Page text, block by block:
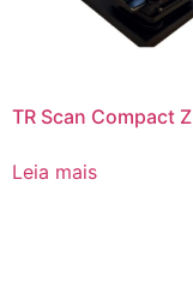
TR Scan Compact Z
Leia mais